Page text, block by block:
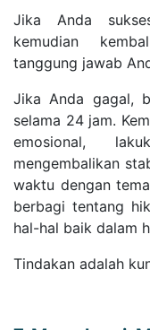
Jika Anda
kemudian
tanggung jawab
Jika Anda gagal,
selama 24 jam.
emosional,
mengembalikan
waktu dengan
berbagi tentang
hal-hal baik dalam
Tindakan adalah